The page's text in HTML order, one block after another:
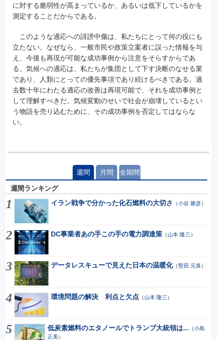
に対する脆弱性が高まっているか、あるいは低下しているかを
測定することだからである。
このような適応への誹謗中傷は、私たちにとって何の役にも
立たない。なぜなら、一般市民や政策立案者に誤った情報を与
え、今後も再現が可能な成功事例から注意をそらすからであ
る。気候への適応は、私たちが集団として下す決断のなせる業
であり、人類にとっての優先事項であり続けるべきである。過
去数十年にわたる適応の改善は再現可能で、それを成功事例と
して理解すべきだ。気候変動のせいで社会が崩壊しているとい
う物語を売り込むために、その成功事例を否定してはならな
い。
週間 月間 全期間
週間ランキング
イラン戦争で分かった化石燃料の大切さ
（小谷 勝彦）
DC事業者あの手この手の電力調達策（山本 隆三 ）
データレスキューで見えた日本の温暖化（堅田 元喜）
環境問題の解決 利点と欠点 （山本 隆三 ）
低炭素燃料のエタノールでトランプ大統領は... （小島
正美）